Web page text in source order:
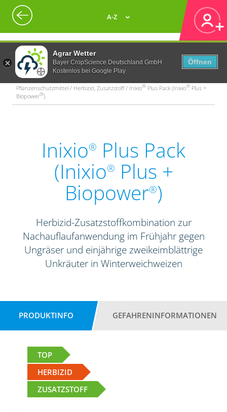
Agrar Wetter
Bayer CropScience Deutschland GmbH
Kostenlos bei Google Play
Öffnen
A-Z
Pflanzenschutzmittel / Herbizid, Zusatzstoff / Inixio® Plus Pack (Inixio® Plus +
Biopower®)
Inixio® Plus Pack
(Inixio® Plus +
Biopower®)
Herbizid-Zusatzstoffkombination zur
Nachauflaufanwendung im Frühjahr gegen
Ungräser und einjährige zweikeimblättrige
Unkräuter in Winterweichweizen
PRODUKTINFO GEFAHRENINFORMATIONEN
TOP
HERBIZID
ZUSATZSTOFF